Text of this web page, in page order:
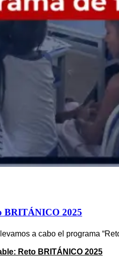
BRITÁNICO 2025
a cabo el programa
Reto BRITÁNICO 2025